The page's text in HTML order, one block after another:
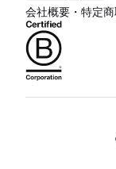
会社概要・特定